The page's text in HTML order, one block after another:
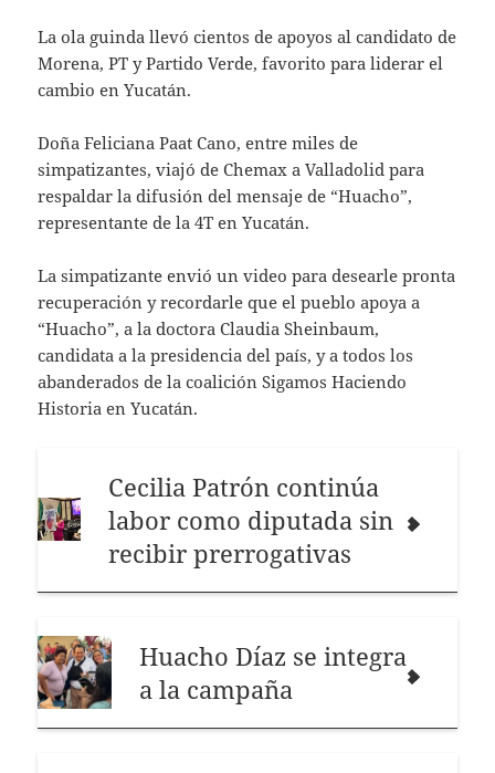
La ola guinda llevó cientos de apoyos al candidato de
Morena, PT y Partido Verde, favorito para liderar el
cambio en Yucatán.
Doña Feliciana Paat Cano, entre miles de
simpatizantes, viajó de Chemax a Valladolid para
respaldar la difusión del mensaje de “Huacho”,
representante de la 4T en Yucatán.
La simpatizante envió un video para desearle pronta
recuperación y recordarle que el pueblo apoya a
“Huacho”, a la doctora Claudia Sheinbaum,
candidata a la presidencia del país, y a todos los
abanderados de la coalición Sigamos Haciendo
Historia en Yucatán.
Cecilia Patrón continúa
labor como diputada sin
recibir prerrogativas
Huacho Díaz se integra
a la campaña